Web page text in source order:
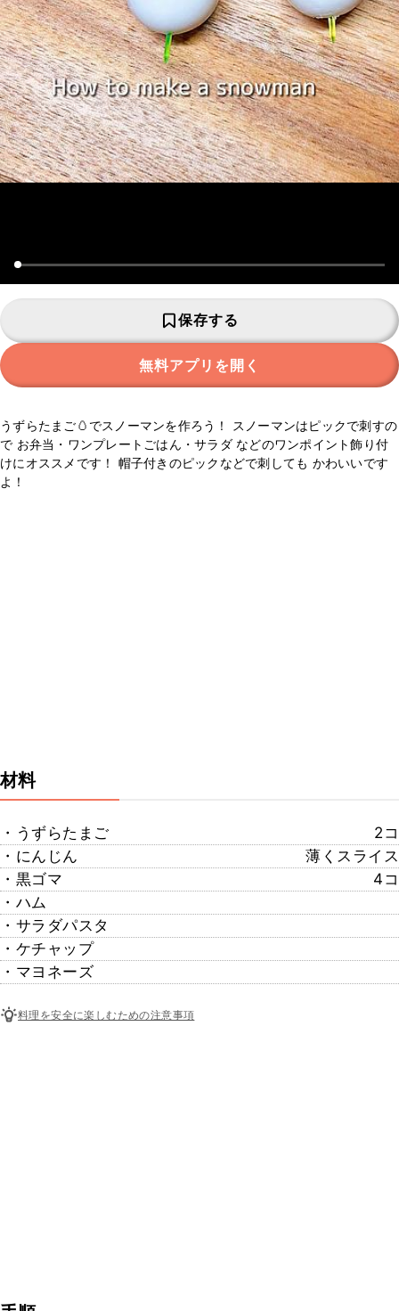
保存する
無料アプリを開く
うずらたまご🥚でスノーマンを作ろう！ スノーマンはピックで刺すの
で お弁当・ワンプレートごはん・サラダ などのワンポイント飾り付
けにオススメです！ 帽子付きのピックなどで刺しても かわいいです
よ！
材料
・うずらたまご
2コ
・にんじん
薄くスライス
・黒ゴマ
4コ
・ハム
・サラダパスタ
・ケチャップ
・マヨネーズ
料理を安全に楽しむための注意事項